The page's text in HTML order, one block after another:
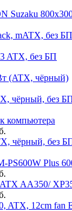
Suzaku
mATX, без
ATX, без БП
(ATX, чёрный)
чёрный, без
компьютера
чёрный, без
PS600W Plus
AA350/
ATX, 12cm fan